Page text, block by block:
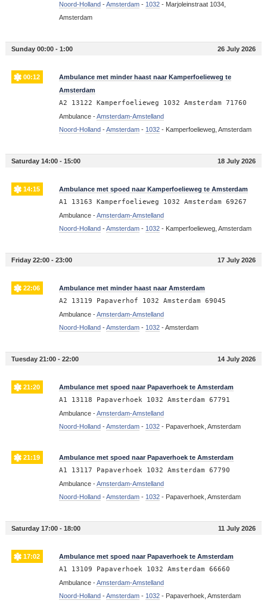
Noord-Holland-Amsterdam- 1032- Marjoleinstraat 1034,
Amsterdam
Sunday 00:00 - 1:00 26 July 2026
00:12
Ambulance met minder haast naar Kamperfoelieweg te
Amsterdam
A2 13122 Kamperfoelieweg 1032 Amsterdam 71760
Ambulance -Amsterdam-Amstelland
Noord-Holland-Amsterdam- 1032- Kamperfoelieweg, Amsterdam
Saturday 14:00 - 15:00 18 July 2026
14:15 Ambulance met spoed naar Kamperfoelieweg te Amsterdam
A1 13163 Kamperfoelieweg 1032 Amsterdam 69267
Ambulance -Amsterdam-Amstelland
Noord-Holland-Amsterdam- 1032- Kamperfoelieweg, Amsterdam
Friday 22:00 - 23:00 17 July 2026
22:06 Ambulance met minder haast naar Amsterdam
A2 13119 Papaverhof 1032 Amsterdam 69045
Ambulance -Amsterdam-Amstelland
Noord-Holland-Amsterdam- 1032-Amsterdam
Tuesday 21:00 - 22:00 14 July 2026
21:20 Ambulance met spoed naar Papaverhoek te Amsterdam
A1 13118 Papaverhoek 1032 Amsterdam 67791
Ambulance -Amsterdam-Amstelland
Noord-Holland-Amsterdam- 1032- Papaverhoek, Amsterdam
21:19 Ambulance met spoed naar Papaverhoek te Amsterdam
A1 13117 Papaverhoek 1032 Amsterdam 67790
Ambulance -Amsterdam-Amstelland
Noord-Holland-Amsterdam- 1032- Papaverhoek, Amsterdam
Saturday 17:00 - 18:00 11 July 2026
17:02 Ambulance met spoed naar Papaverhoek te Amsterdam
A1 13109 Papaverhoek 1032 Amsterdam 66660
Ambulance -Amsterdam-Amstelland
Noord-Holland-Amsterdam- 1032- Papaverhoek, Amsterdam